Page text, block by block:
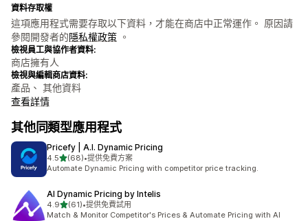
資料存取權
這項應用程式需要存取以下資料，才能在商店中正常運作。 原因請
參閱開發者的隱私權政策 。
檢視員工與協作者資料:
商店擁有人
檢視與編輯商店資料:
產品、 其他資料
查看詳情
其他同類型應用程式
Pricefy | A.I. Dynamic Pricing
4.5滿分 5 顆星
(68)
共有 68 則評價
•提供免費方案
Automate Dynamic Pricing with competitor price tracking.
AI Dynamic Pricing by Intelis
4.9滿分 5 顆星
(61)
共有 61 則評價
•提供免費試用
Match & Monitor Competitor's Prices & Automate Pricing with AI